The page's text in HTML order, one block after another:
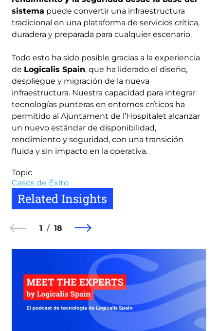
sistema puede convertir una infraestructura
tradicional en una plataforma de servicios crítica,
duradera y preparada para cualquier escenario.
Todo esto ha sido posible gracias a la experiencia
de Logicalis Spain, que ha liderado el diseño,
despliegue y migración de la nueva
infraestructura. Nuestra capacidad para integrar
tecnologías punteras en entornos críticos ha
permitido al Ajuntament de l’Hospitalet alcanzar
un nuevo estándar de disponibilidad,
rendimiento y seguridad, con una transición
fluida y sin impacto en la operativa.
Topic
Casos de Éxito
Related Insights
1 18